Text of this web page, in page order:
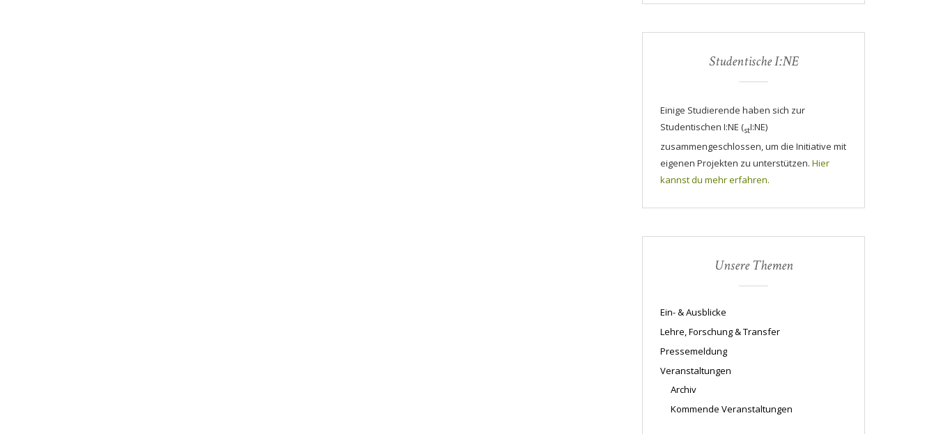
Studentische I:NE
Einige Studierende haben sich zur
Studentischen I:NE (stI:NE)
zusammengeschlossen, um die Initiative mit
eigenen Projekten zu unterstützen. Hier
kannst du mehr erfahren.
Unsere Themen
Ein- & Ausblicke
Lehre, Forschung & Transfer
Pressemeldung
Veranstaltungen
Archiv
Kommende Veranstaltungen